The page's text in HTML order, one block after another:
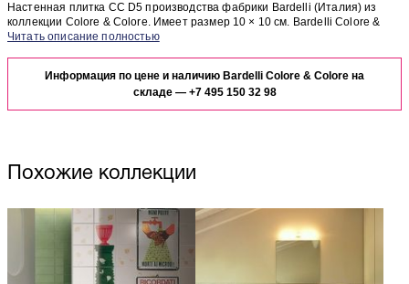
Настенная плитка CC D5 производства фабрики Bardelli (Италия) из
коллекции Colore & Colore. Имеет размер 10 × 10 см. Bardelli Colore &
Colore CC D5 отлично сочетается с другими элементами коллекции
отделке Вашего помещения, закажите бесплатный дизайн-проект с
использованием элементов коллекции Bardelli Colore & Colore.
Информация по цене и наличию Bardelli Colore & Colore на
складе — +7 495 150 32 98
Похожие коллекции